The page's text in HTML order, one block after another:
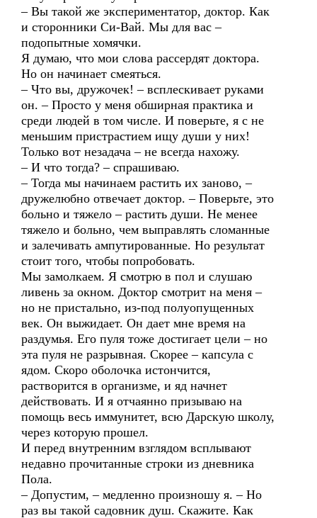
– Вы такой же экспериментатор, доктор. Как
и сторонники Си-Вай. Мы для вас –
подопытные хомячки.
Я думаю, что мои слова рассердят доктора.
Но он начинает смеяться.
– Что вы, дружочек! – всплескивает руками
он. – Просто у меня обширная практика и
среди людей в том числе. И поверьте, я с не
меньшим пристрастием ищу души у них!
Только вот незадача – не всегда нахожу.
– И что тогда? – спрашиваю.
– Тогда мы начинаем растить их заново, –
дружелюбно отвечает доктор. – Поверьте, это
больно и тяжело – растить души. Не менее
тяжело и больно, чем выправлять сломанные
и залечивать ампутированные. Но результат
стоит того, чтобы попробовать.
Мы замолкаем. Я смотрю в пол и слушаю
ливень за окном. Доктор смотрит на меня –
но не пристально, из-под полуопущенных
век. Он выжидает. Он дает мне время на
раздумья. Его пуля тоже достигает цели – но
эта пуля не разрывная. Скорее – капсула с
ядом. Скоро оболочка истончится,
растворится в организме, и яд начнет
действовать. И я отчаянно призываю на
помощь весь иммунитет, всю Дарскую школу,
через которую прошел.
И перед внутренним взглядом всплывают
недавно прочитанные строки из дневника
Пола.
– Допустим, – медленно произношу я. – Но
раз вы такой садовник душ. Скажите. Как